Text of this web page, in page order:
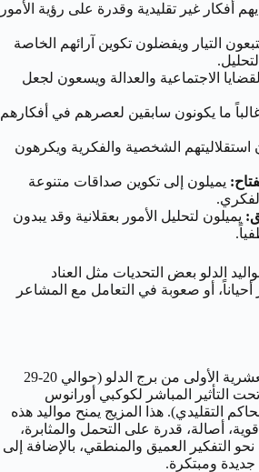
أفكار غير تقليدية وقدرة على رؤية الأمور
التيار ويفضلون تكوين آرائهم الخاصة
الاجتماعية والعدالة ويسعون لجعل
ما يكونون سابقين لعصرهم في أفكارهم
استقلاليتهم الشخصية والفكرية ويكرهون
يميلون إلى تكوين صداقات متنوعة
يميلون لتحليل الأمور بعقلانية وقد يبدون
الدلو بعض التحديات مثل العناد
أحياناً، أو صعوبة في التعامل مع المشاعر
يقع تاريخ 28 يناير ضمن العشرية الأولى من برج الدلو (حوالي 20-29
التأثير المباشر لكوكبي أورانوس
التقليدي). هذا المزيج يمنح مواليد هذه
أصالة، قدرة على التحمل والمثابرة،
التفكير العميق والمنطقي، بالإضافة إلى
ومبتكرة.